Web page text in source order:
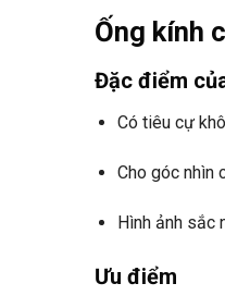
Ống kính
Đặc điểm
Có tiêu cự
Cho góc nhìn
Hình ảnh sắc
Ưu điểm